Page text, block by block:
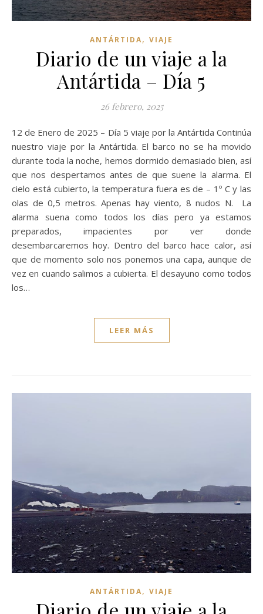
ANTÁRTIDA, VIAJE
Diario de un viaje a la
Antártida – Día 5
26 febrero, 2025
12 de Enero de 2025 – Día 5 viaje por la Antártida Continúa
nuestro viaje por la Antártida. El barco no se ha movido
durante toda la noche, hemos dormido demasiado bien, así
que nos despertamos antes de que suene la alarma. El
cielo está cubierto, la temperatura fuera es de – 1º C y las
olas de 0,5 metros. Apenas hay viento, 8 nudos N. La
alarma suena como todos los días pero ya estamos
preparados, impacientes por ver donde
desembarcaremos hoy. Dentro del barco hace calor, así
que de momento solo nos ponemos una capa, aunque de
vez en cuando salimos a cubierta. El desayuno como todos
los…
LEER MÁS
ANTÁRTIDA, VIAJE